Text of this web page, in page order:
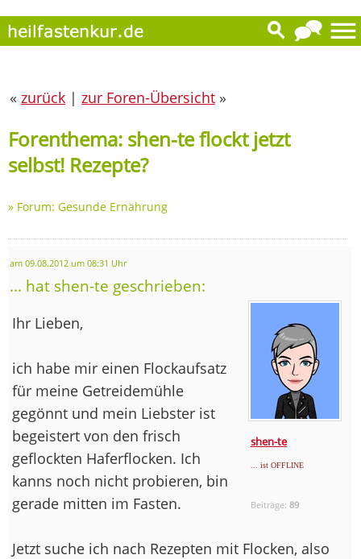
« zurück | zur Foren-Übersicht »
Forenthema: shen-te flockt jetzt
selbst! Rezepte?
» Forum: Gesunde Ernährung
am 09.08.2012 um 08:31 Uhr
... hat shen-te geschrieben:
shen-te
... ist OFFLINE
Beiträge:89
Ihr Lieben,
ich habe mir einen Flockaufsatz
für meine Getreidemühle
gegönnt und mein Liebster ist
begeistert von den frisch
geflockten Haferflocken. Ich
kanns noch nicht probieren, bin
gerade mitten im Fasten.
Jetzt suche ich nach Rezepten mit Flocken, also